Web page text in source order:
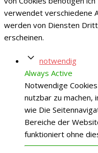
verwendet verschiedene
werden von Diensten
erscheinen.
notwendig
Always Active
Notwendige
nutzbar zu machen,
wie Die
Bereiche der
funktioniert ohne